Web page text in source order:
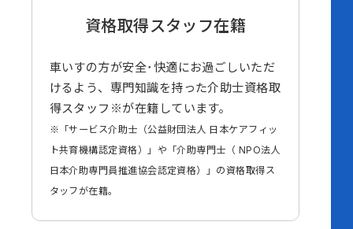
資格取得スタッフ在籍
車いすの方が安全･快適にお過ごしいただ
けるよう、専門知識を持った介助士資格取
得スタッフ※が在籍しています。
※「サービス介助士（公益財団法人 日本ケアフィッ
ト共育機構認定資格）」や「介助専門士（ NPO法人
日本介助専門員推進協会認定資格）」の資格取得ス
タッフが在籍。